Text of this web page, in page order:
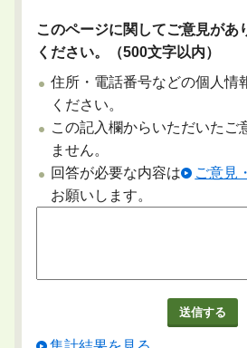
このページに関してご意見があ
ください。（500文字以内）
住所・電話番号などの個人情
ください。
この記入欄からいただいたご
ません。
回答が必要な内容は
ご意見
お願いします。